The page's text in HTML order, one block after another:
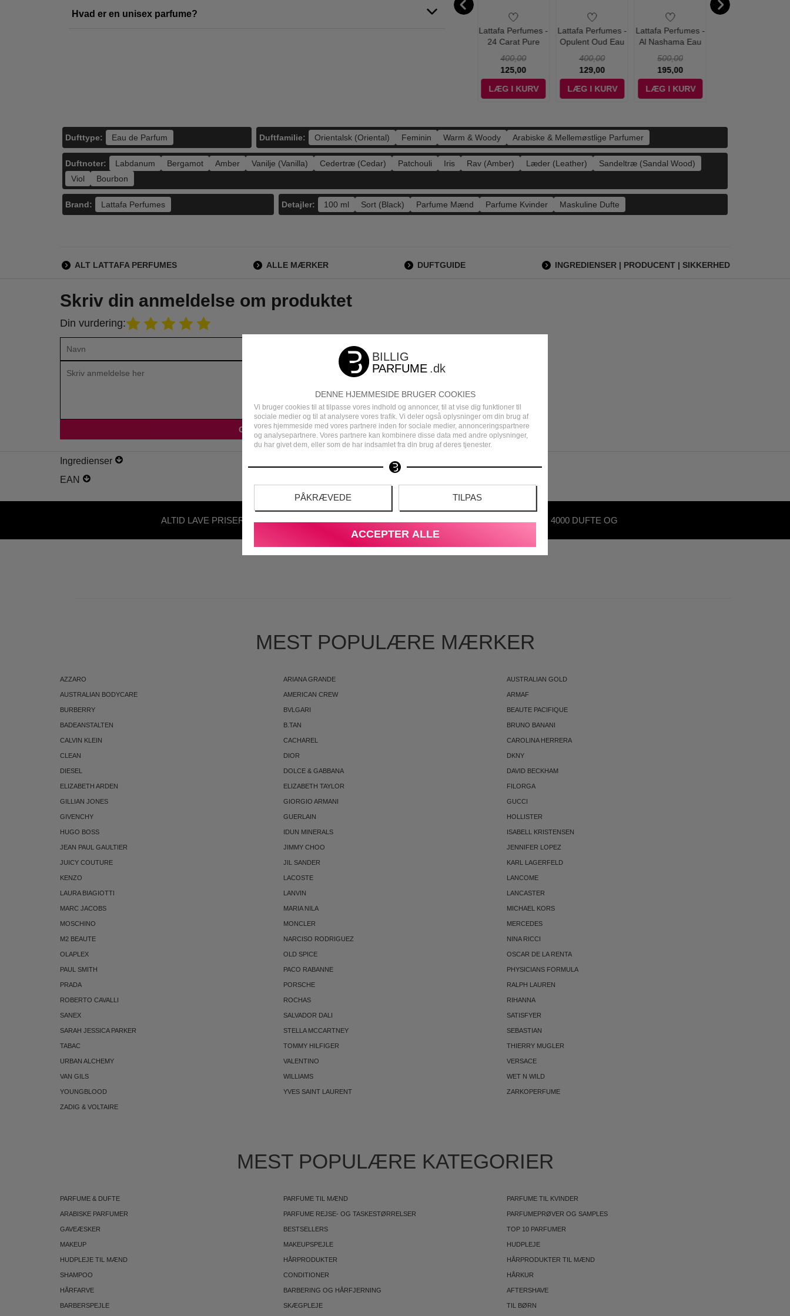
DENNE HJEMMESIDE BRUGER COOKIES
Vi bruger cookies til at tilpasse vores indhold og annoncer, til at vise dig funktioner til
sociale medier og til at analysere vores trafik. Vi deler også oplysninger om din brug af
vores hjemmeside med vores partnere inden for sociale medier, annonceringspartnere
og analysepartnere. Vores partnere kan kombinere disse data med andre oplysninger,
du har givet dem, eller som de har indsamlet fra din brug af deres tjenester.
PÅKRÆVEDE TILPAS
ACCEPTER ALLE
Hvad er en unisex parfume?
Lattafa Perfumes -
24 Carat Pure
Parfum - 100 ml
400,00
125,00
LÆG I KURV
Lattafa Perfumes -
Opulent Oud Eau
ml
400,00
129,00
LÆG I KURV
Lattafa Perfumes -
Al Nashama Eau
ml
500,00
195,00
LÆG I KURV
Dufttype: Eau de Parfum
Duftnoter: Labdanum Bergamot Amber Vanilje (Vanilla) Cedertræ (Cedar) Patchouli Iris Rav (Amber) Læder (Leather)
Sandeltræ (Sandal Wood)
Viol
Bourbon
Duftfamilie: Orientalsk (Oriental) Feminin Warm & Woody Arabiske & Mellemøstlige Parfumer
Brand: Lattafa Perfumes Detajler: 100 ml Sort (Black) Parfume Mænd Parfume Kvinder Maskuline Dufte
ALT LATTAFA PERFUMES ALLE MÆRKER DUFTGUIDE INGREDIENSER | PRODUCENT | SIKKERHED
Skriv din anmeldelse om produktet
Din vurdering:
Ingredienser
EAN
ALTID LAVE PRISER - UDEN
ABONNEMENT
DANSK E-MÆRKET WEBSHOP OVER 4000 DUFTE OG
SKØNHEDSPRODUKTER
MEST POPULÆRE MÆRKER
AZZARO ARIANA GRANDE AUSTRALIAN GOLD
AUSTRALIAN BODYCARE AMERICAN CREW ARMAF
BURBERRY BVLGARI BEAUTE PACIFIQUE
BADEANSTALTEN B.TAN BRUNO BANANI
CALVIN KLEIN CACHAREL CAROLINA HERRERA
CLEAN DIOR DKNY
DIESEL DOLCE & GABBANA DAVID BECKHAM
ELIZABETH ARDEN ELIZABETH TAYLOR FILORGA
GILLIAN JONES GIORGIO ARMANI GUCCI
GIVENCHY GUERLAIN HOLLISTER
HUGO BOSS IDUN MINERALS ISABELL KRISTENSEN
JEAN PAUL GAULTIER JIMMY CHOO JENNIFER LOPEZ
JUICY COUTURE JIL SANDER KARL LAGERFELD
KENZO LACOSTE LANCOME
LAURA BIAGIOTTI LANVIN LANCASTER
MARC JACOBS MARIA NILA MICHAEL KORS
MOSCHINO MONCLER MERCEDES
M2 BEAUTE NARCISO RODRIGUEZ NINA RICCI
OLAPLEX OLD SPICE OSCAR DE LA RENTA
PAUL SMITH PACO RABANNE PHYSICIANS FORMULA
PRADA PORSCHE RALPH LAUREN
ROBERTO CAVALLI ROCHAS RIHANNA
SANEX SALVADOR DALI SATISFYER
SARAH JESSICA PARKER STELLA MCCARTNEY SEBASTIAN
TABAC TOMMY HILFIGER THIERRY MUGLER
URBAN ALCHEMY VALENTINO VERSACE
VAN GILS WILLIAMS WET N WILD
YOUNGBLOOD YVES SAINT LAURENT ZARKOPERFUME
ZADIG & VOLTAIRE
MEST POPULÆRE KATEGORIER
PARFUME & DUFTE PARFUME TIL MÆND PARFUME TIL KVINDER
ARABISKE PARFUMER PARFUME REJSE- OG TASKESTØRRELSER PARFUMEPRØVER OG SAMPLES
GAVEÆSKER BESTSELLERS TOP 10 PARFUMER
MAKEUP MAKEUPSPEJLE HUDPLEJE
HUDPLEJE TIL MÆND HÅRPRODUKTER HÅRPRODUKTER TIL MÆND
SHAMPOO CONDITIONER HÅRKUR
HÅRFARVE BARBERING OG HÅRFJERNING AFTERSHAVE
BARBERSPEJLE SKÆGPLEJE TIL BØRN